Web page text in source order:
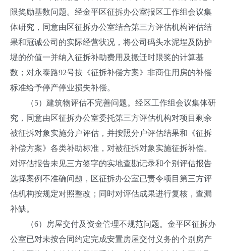
限奖励基数问题。经金平区征拆办公室报区工作组会议集
体研究，同意由区征拆办公室结合第三方评估机构评估结
果和冠诚公司的实际经营状况，将公司码头水泥埕及防护
堤的价值一并纳入征拆补助费用及搬迁时限奖的计算基
数；对永泰路92号按《征拆补偿方案》非商住用房的补偿
标准给予停产停业损失补偿。
（5）建筑物评估不完善问题。经区工作组会议集体研
究，同意由区征拆办公室委托第三方评估机构对项目剩余
被征拆对象实施分户评估，并按照分户评估结果和《征拆
补偿方案》各类补助标准，对被征拆对象实施征拆补偿。
对评估报告未见三方签字的实地查勘记录和个别评估报告
选择案例不准确问题，区征拆办公室已责令项目第三方评
估机构按规定对照整改；同时对评估成果进行复核，查漏
补缺。
（6）房屋交付及资金管理不规范问题。金平区征拆办
公室已对未按合同约定完成安置房屋交付义务的个别房产